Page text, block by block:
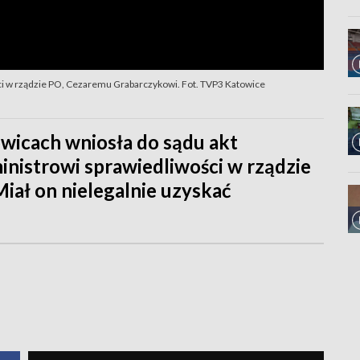
rządzie PO, Cezaremu Grabarczykowi. Fot. TVP3 Katowice
wniosła do sądu akt
sprawiedliwości w rządzie
on nielegalnie uzyskać